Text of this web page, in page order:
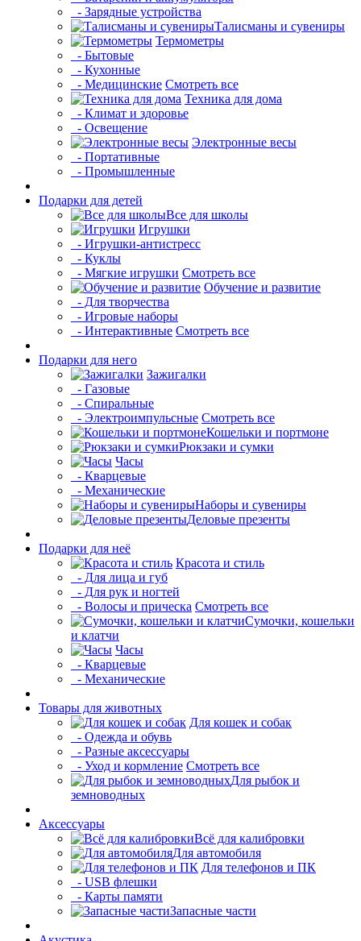
- Зарядные устройства
Талисманы и сувениры
Термометры
- Бытовые
- Кухонные
- Медицинские Смотреть все
Техника для дома
- Климат и здоровье
- Освещение
Электронные весы
- Портативные
- Промышленные
Подарки для детей
Все для школы
Игрушки
- Игрушки-антистресс
- Куклы
- Мягкие игрушки Смотреть все
Обучение и развитие
- Для творчества
- Игровые наборы
- Интерактивные Смотреть все
Подарки для него
Зажигалки
- Газовые
- Спиральные
- Электроимпульсные Смотреть все
Кошельки и портмоне
Рюкзаки и сумки
Часы
- Кварцевые
- Механические
Наборы и сувениры
Деловые презенты
Подарки для неё
Красота и стиль
- Для лица и губ
- Для рук и ногтей
- Волосы и прическа Смотреть все
Сумочки, кошельки
и клатчи
Часы
- Кварцевые
- Механические
Товары для животных
Для кошек и собак
- Одежда и обувь
- Разные аксессуары
- Уход и кормление Смотреть все
Для рыбок и
земноводных
Аксессуары
Всё для калибровки
Для автомобиля
Для телефонов и ПК
- USB флешки
- Карты памяти
Запасные части